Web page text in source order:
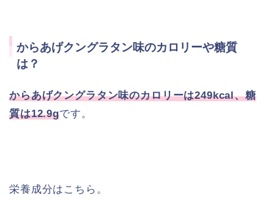
からあげクングラタン味のカロリーや糖質
は？
からあげクングラタン味のカロリーは249kcal、糖
質は12.9gです。
栄養成分はこちら。